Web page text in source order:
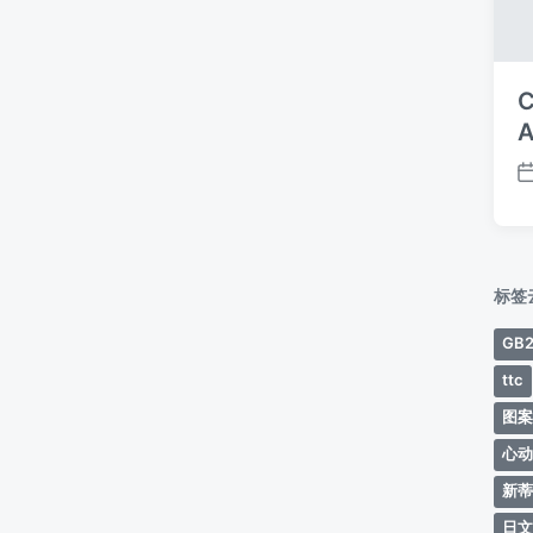
发
标签
ttc
图
心
新
日文